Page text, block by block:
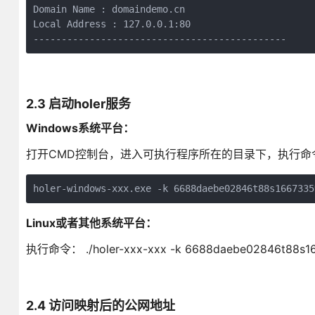
Domain Name : domaindemo.cn
Local Address : 127.0.0.1:80
---------------------------------------------
2.3 启动holer服务
Windows系统平台：
打开CMD控制台，进入可执行程序所在的目录下，执行命
holer-windows-xxx.exe -k
Linux或者其他系统平台：
执行命令： ./holer-xxx-xxx -k
2.4 访问映射后的公网地址